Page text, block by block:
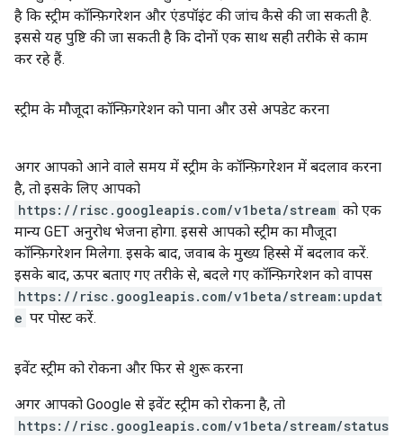
है कि स्ट्रीम कॉन्फ़िगरेशन और एंडपॉइंट की जांच कैसे की जा सकती है.
इससे यह पुष्टि की जा सकती है कि दोनों एक साथ सही तरीके से काम
कर रहे हैं.
स्ट्रीम के मौजूदा कॉन्फ़िगरेशन को पाना और उसे अपडेट करना
अगर आपको आने वाले समय में स्ट्रीम के कॉन्फ़िगरेशन में बदलाव करना
है, तो इसके लिए आपको
https://risc.googleapis.com/v1beta/stream को एक
मान्य GET अनुरोध भेजना होगा. इससे आपको स्ट्रीम का मौजूदा
कॉन्फ़िगरेशन मिलेगा. इसके बाद, जवाब के मुख्य हिस्से में बदलाव करें.
इसके बाद, ऊपर बताए गए तरीके से, बदले गए कॉन्फ़िगरेशन को वापस
https://risc.googleapis.com/v1beta/stream:updat
e पर पोस्ट करें.
इवेंट स्ट्रीम को रोकना और फिर से शुरू करना
अगर आपको Google से इवेंट स्ट्रीम को रोकना है, तो
https://risc.googleapis.com/v1beta/stream/status